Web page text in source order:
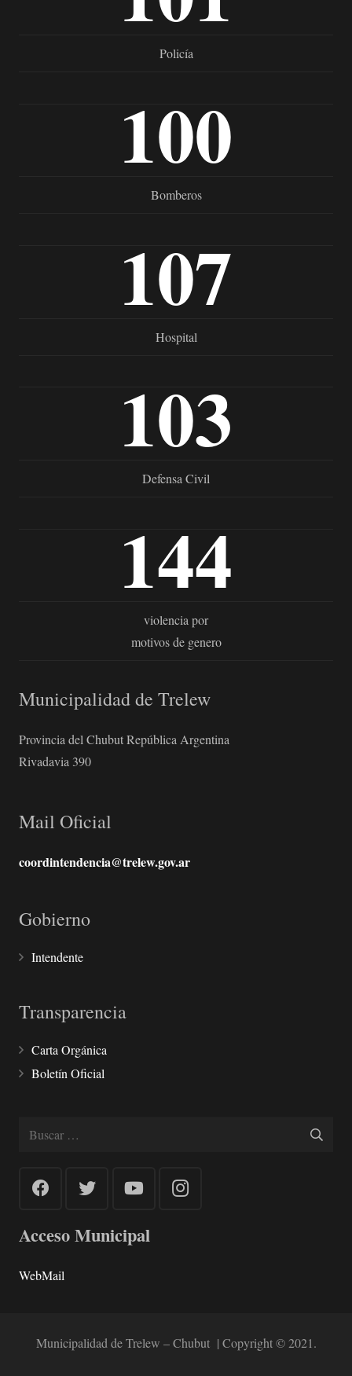
Policía
100
Bomberos
107
Hospital
103
Defensa Civil
144
violencia por
motivos de genero
Municipalidad de Trelew
Provincia del Chubut República Argentina
Rivadavia 390
Mail Oficial
coordintendencia@trelew.gov.ar
Gobierno
Intendente
Transparencia
Carta Orgánica
Boletín Oficial
Buscar:
Acceso Municipal
WebMail
Municipalidad de Trelew – Chubut | Copyright © 2021.